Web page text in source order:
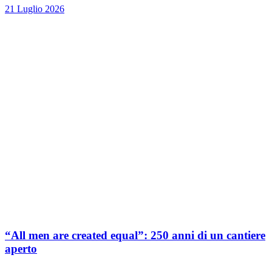
21 Luglio 2026
“All men are created equal”: 250 anni di un cantiere
aperto